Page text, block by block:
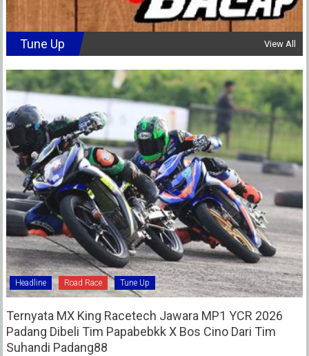
Tune Up View All
Headline Road Race Tune Up
Ternyata MX King Racetech Jawara MP1 YCR 2026
Padang Dibeli Tim Papabebkk X Bos Cino Dari Tim
Suhandi Padang88